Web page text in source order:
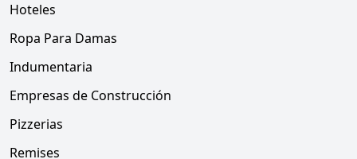
Hoteles
Ropa Para Damas
Indumentaria
Empresas de Construcción
Pizzerias
Remises